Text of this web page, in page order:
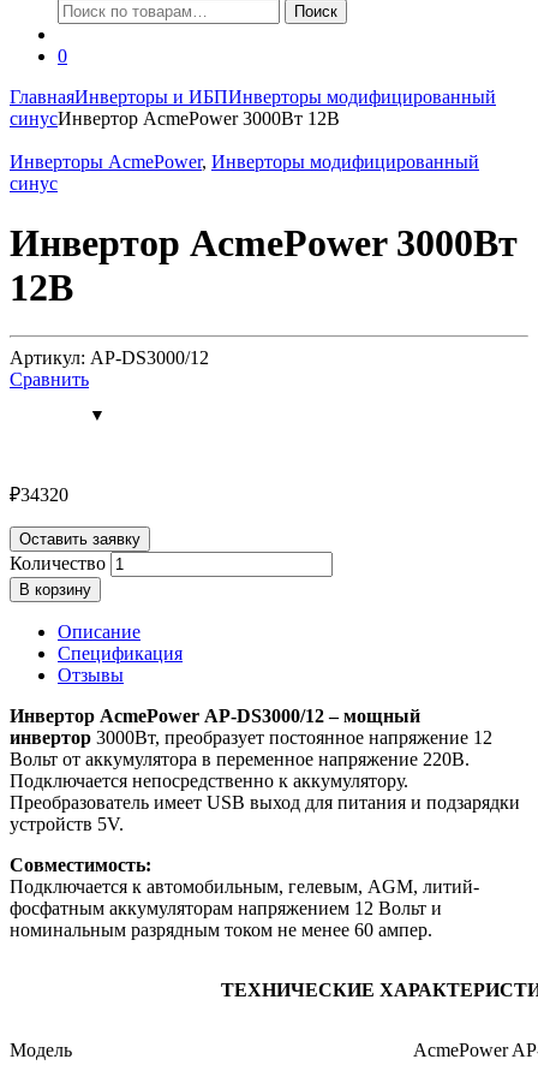
Искать:
Поиск
0
ГлавнаяИнверторы и ИБПИнверторы модифицированный
синусИнвертор AcmePower 3000Вт 12В
Инверторы AcmePower, Инверторы модифицированный
синус
Инвертор AcmePower 3000Вт
12В
Артикул: AP-DS3000/12
Сравнить
₽34320
Оставить заявку
Количество
В корзину
Описание
Спецификация
Отзывы
Инвертор AcmePower AP-DS3000/12 – мощный
инвертор 3000Вт, преобразует постоянное напряжение 12
Вольт от аккумулятора в переменное напряжение 220В.
Подключается непосредственно к аккумулятору.
Преобразователь имеет USB выход для питания и подзарядки
устройств 5V.
Совместимость:
Подключается к автомобильным, гелевым, AGM, литий-
фосфатным аккумуляторам напряжением 12 Вольт и
номинальным разрядным током не менее 60 ампер.
ТЕХНИЧЕСКИЕ
Модель AcmePower